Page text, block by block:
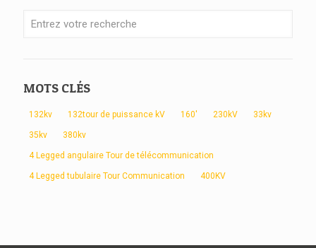
MOTS CLÉS
132kv 132tour de puissance kV 160' 230kV 33kv
35kv 380kv
4 Legged angulaire Tour de télécommunication
4 Legged tubulaire Tour Communication 400KV